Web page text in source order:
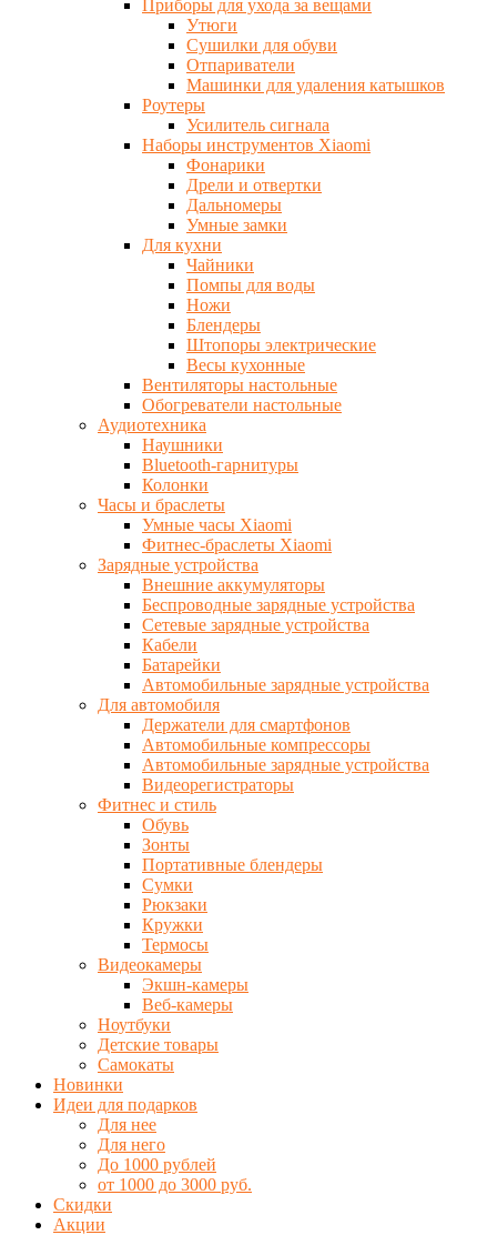
Приборы для ухода за вещами
Утюги
Сушилки для обуви
Отпариватели
Машинки для удаления катышков
Роутеры
Усилитель сигнала
Наборы инструментов Xiaomi
Фонарики
Дрели и отвертки
Дальномеры
Умные замки
Для кухни
Чайники
Помпы для воды
Ножи
Блендеры
Штопоры электрические
Весы кухонные
Вентиляторы настольные
Обогреватели настольные
Аудиотехника
Наушники
Bluetooth-гарнитуры
Колонки
Часы и браслеты
Умные часы Xiaomi
Фитнес-браслеты Xiaomi
Зарядные устройства
Внешние аккумуляторы
Беспроводные зарядные устройства
Сетевые зарядные устройства
Кабели
Батарейки
Автомобильные зарядные устройства
Для автомобиля
Держатели для смартфонов
Автомобильные компрессоры
Автомобильные зарядные устройства
Видеорегистраторы
Фитнес и стиль
Обувь
Зонты
Портативные блендеры
Сумки
Рюкзаки
Кружки
Термосы
Видеокамеры
Экшн-камеры
Веб-камеры
Ноутбуки
Детские товары
Самокаты
Новинки
Идеи для подарков
Для нее
Для него
До 1000 рублей
от 1000 до 3000 руб.
Скидки
Акции